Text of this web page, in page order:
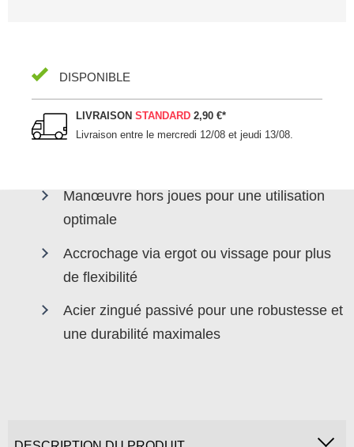
DISPONIBLE
LIVRAISONSTANDARD 2,90 €*
Livraison entre lemercredi 12/08 et jeudi 13/08.
Manœuvre hors joues pour une utilisation
optimale
Accrochage via ergot ou vissage pour plus
de flexibilité
Acier zingué passivé pour une robustesse et
une durabilité maximales